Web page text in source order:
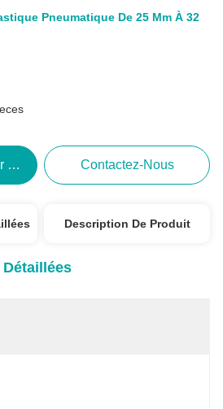
Pneumatique De 25 Mm À 32
Contactez-Nous
Description De Produit